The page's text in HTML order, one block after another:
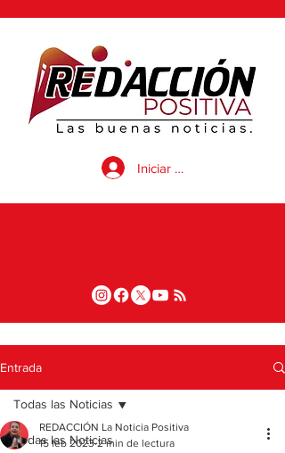
Iniciar sesión
Entrada
Todas las Noticias
Todas las Noticias
REDACCIÓN La Noticia Positiva
15 feb 2023 2 min de lectura